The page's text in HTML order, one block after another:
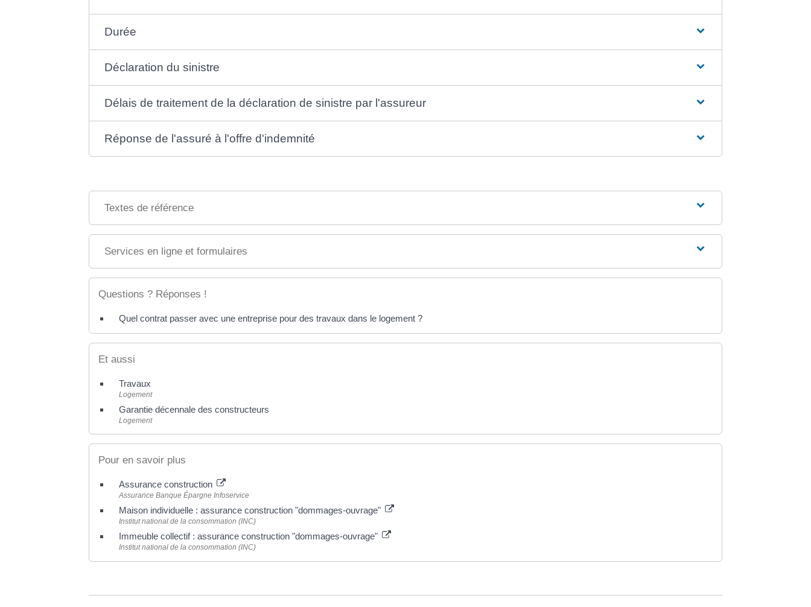
Durée
Déclaration du sinistre
Délais de traitement de la déclaration de sinistre par l'assureur
Réponse de l'assuré à l'offre d'indemnité
Textes de référence
Services en ligne et formulaires
Questions ? Réponses !
Quel contrat passer avec une entreprise pour des travaux dans le logement ?
Et aussi
Travaux
Logement
Garantie décennale des constructeurs
Logement
Pour en savoir plus
Assurance construction
Assurance Banque Épargne Infoservice
Maison individuelle : assurance construction "dommages-ouvrage"
Institut national de la consommation (INC)
Immeuble collectif : assurance construction "dommages-ouvrage"
Institut national de la consommation (INC)